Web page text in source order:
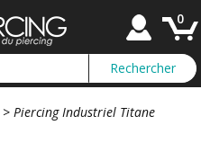
0
> Piercing Industriel Titane